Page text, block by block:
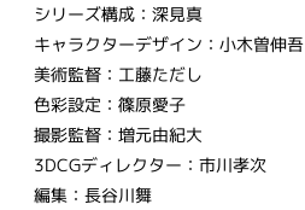
シリーズ構成：深見真
キャラクターデザイン：小木曽伸吾
美術監督：工藤ただし
色彩設定：篠原愛子
撮影監督：増元由紀大
3DCGディレクター：市川孝次
編集：長谷川舞